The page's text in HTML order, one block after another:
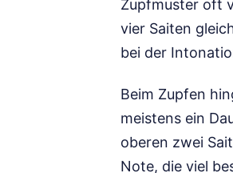
Zupfmuster oft
vier Saiten
bei der
Beim Zupfen
meistens ein
oberen zwei
Note, die viel